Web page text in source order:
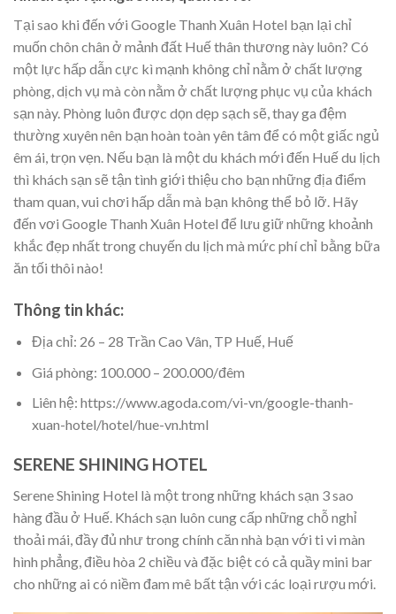
Tại sao khi đến với Google Thanh Xuân Hotel bạn lại chỉ
muốn chôn chân ở mảnh đất Huế thân thương này luôn? Có
một lực hấp dẫn cực kì mạnh không chỉ nằm ở chất lượng
phòng, dịch vụ mà còn nằm ở chất lượng phục vụ của khách
sạn này. Phòng luôn được dọn dẹp sạch sẽ, thay ga đệm
thường xuyên nên bạn hoàn toàn yên tâm để có một giấc ngủ
êm ái, trọn vẹn. Nếu bạn là một du khách mới đến Huế du lịch
thì khách sạn sẽ tận tình giới thiệu cho bạn những địa điểm
tham quan, vui chơi hấp dẫn mà bạn không thể bỏ lỡ. Hãy
đến vơi Google Thanh Xuân Hotel để lưu giữ những khoảnh
khắc đẹp nhất trong chuyến du lịch mà mức phí chỉ bằng bữa
ăn tối thôi nào!
Thông tin khác:
Địa chỉ: 26 – 28 Trần Cao Vân, TP Huế, Huế
Giá phòng: 100.000 – 200.000/đêm
Liên hệ: https://www.agoda.com/vi-vn/google-thanh-
xuan-hotel/hotel/hue-vn.html
SERENE SHINING HOTEL
Serene Shining Hotel là một trong những khách sạn 3 sao
hàng đầu ở Huế. Khách sạn luôn cung cấp những chỗ nghỉ
thoải mái, đầy đủ như trong chính căn nhà bạn với ti vi màn
hình phẳng, điều hòa 2 chiều và đặc biệt có cả quầy mini bar
cho những ai có niềm đam mê bất tận với các loại rượu mới.